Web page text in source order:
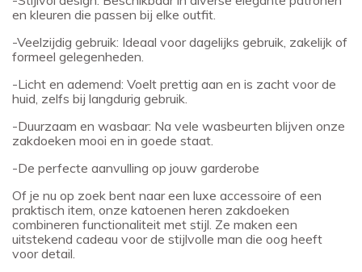
en kleuren die passen bij elke outfit.
-Veelzijdig gebruik: Ideaal voor dagelijks gebruik, zakelijk of
formeel gelegenheden.
-Licht en ademend: Voelt prettig aan en is zacht voor de
huid, zelfs bij langdurig gebruik.
-Duurzaam en wasbaar: Na vele wasbeurten blijven onze
zakdoeken mooi en in goede staat.
-De perfecte aanvulling op jouw garderobe
Of je nu op zoek bent naar een luxe accessoire of een
praktisch item, onze katoenen heren zakdoeken
combineren functionaliteit met stijl. Ze maken een
uitstekend cadeau voor de stijlvolle man die oog heeft
voor detail.